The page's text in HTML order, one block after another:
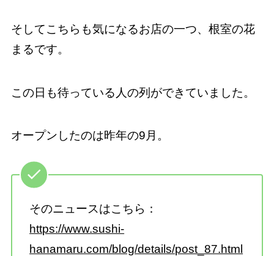
そしてこちらも気になるお店の一つ、根室の花
まるです。
この日も待っている人の列ができていました。
オープンしたのは昨年の9月。
そのニュースはこちら：
https://www.sushi-
hanamaru.com/blog/details/post_87.html